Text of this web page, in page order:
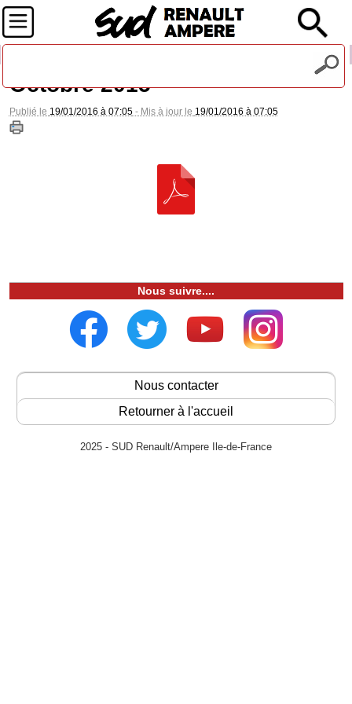
Octobre 2015
Publié le 19/01/2016 à 07:05- Mis à jour le 19/01/2016 à 07:05
Nous suivre....
Nous contacter
Retourner à l'accueil
2025 - SUD Renault/Ampere Ile-de-France